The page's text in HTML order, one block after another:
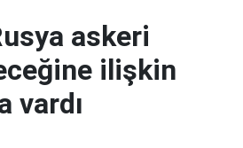
askeri
ilişkin
vardı